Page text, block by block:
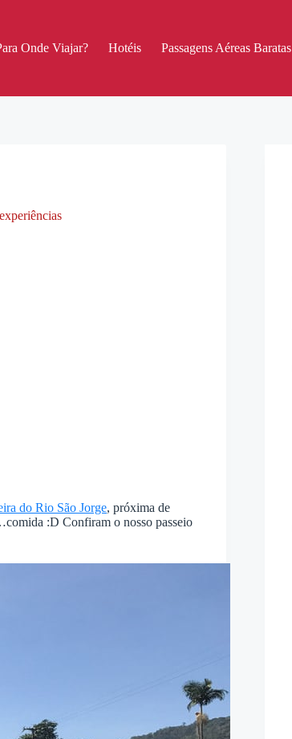
Onde Viajar? Hotéis Passagens Aéreas Baratas
do Rio São Jorge, próxima de
:D Confiram o nosso passeio